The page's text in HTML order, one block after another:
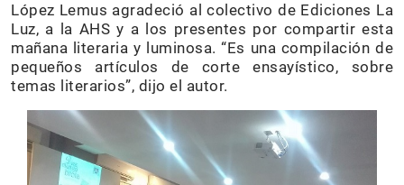
López Lemus agradeció al colectivo de Ediciones La
Luz, a la AHS y a los presentes por compartir esta
mañana literaria y luminosa. “Es una compilación de
pequeños artículos de corte ensayístico, sobre
temas literarios”, dijo el autor.